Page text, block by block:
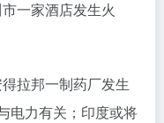
一家酒店发生火
拉邦一制药厂发生
电力有关；印度或将